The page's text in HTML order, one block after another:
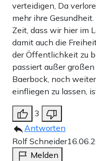
verteidigen, Da
mehr ihre
Zeit, dass wir hier im
damit auch die
der Öffentlichkeit zu
passiert außer
Baerbock, noch
einfliegen zu lassen,
3
Antworten
Rolf Schneider
Melden